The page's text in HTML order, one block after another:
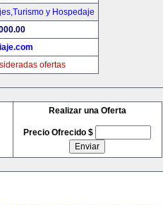
y Hospedaje
ofertas
Realizar una Oferta
Precio Ofrecido $